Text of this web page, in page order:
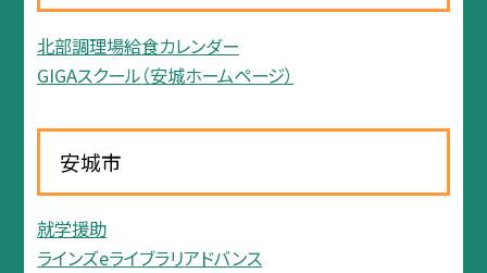
北部調理場給食カレンダー
GIGAスクール（安城ホームページ）
安城市
就学援助
ラインズeライブラリアドバンス